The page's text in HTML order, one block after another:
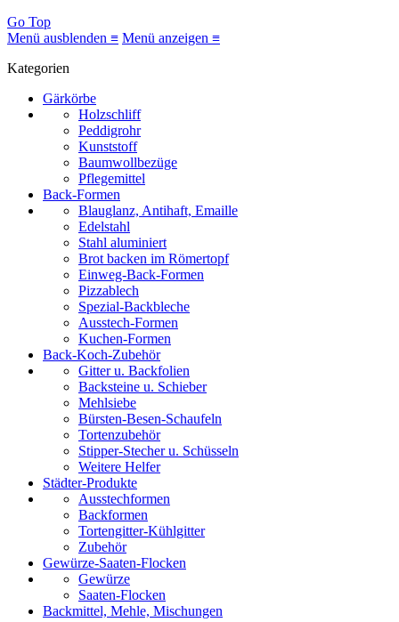
Go Top
Menü ausblenden ≡ Menü anzeigen ≡
Kategorien
Gärkörbe
Holzschliff
Peddigrohr
Kunststoff
Baumwollbezüge
Pflegemittel
Back-Formen
Blauglanz, Antihaft, Emaille
Edelstahl
Stahl aluminiert
Brot backen im Römertopf
Einweg-Back-Formen
Pizzablech
Spezial-Backbleche
Ausstech-Formen
Kuchen-Formen
Back-Koch-Zubehör
Gitter u. Backfolien
Backsteine u. Schieber
Mehlsiebe
Bürsten-Besen-Schaufeln
Tortenzubehör
Stipper-Stecher u. Schüsseln
Weitere Helfer
Städter-Produkte
Ausstechformen
Backformen
Tortengitter-Kühlgitter
Zubehör
Gewürze-Saaten-Flocken
Gewürze
Saaten-Flocken
Backmittel, Mehle, Mischungen